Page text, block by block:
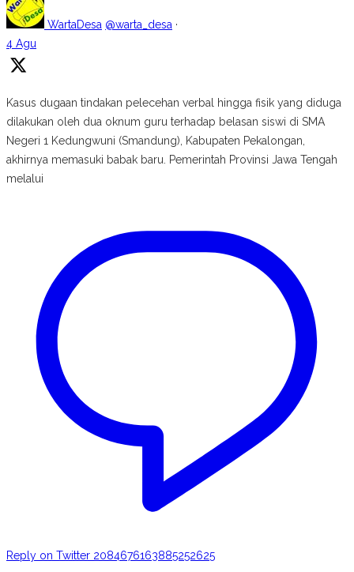
WartaDesa @warta_desa ·
4 Agu
Kasus dugaan tindakan pelecehan verbal hingga fisik yang diduga
dilakukan oleh dua oknum guru terhadap belasan siswi di SMA
Negeri 1 Kedungwuni (Smandung), Kabupaten Pekalongan,
akhirnya memasuki babak baru. Pemerintah Provinsi Jawa Tengah
melalui
Reply on Twitter 2084676163885252625